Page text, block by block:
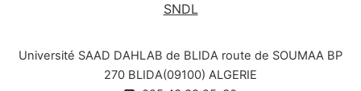
SNDL
Université SAAD DAHLAB de BLIDA route de SOUMAA BP
270 BLIDA(09100) ALGERIE